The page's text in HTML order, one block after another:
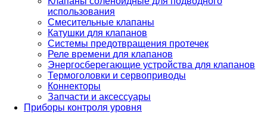
использования
Смесительные клапаны
Катушки для клапанов
Системы предотвращения протечек
Реле времени для клапанов
Энергосберегающие устройства для клапанов
Термоголовки и сервоприводы
Коннекторы
Запчасти и аксессуары
Приборы контроля уровня